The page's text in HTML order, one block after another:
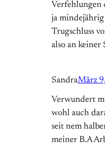
Verfehlungen
ja
Trugschluss
also an keiner
SandraMärz
Verwundert
wohl auch
seit nem
meiner B.A